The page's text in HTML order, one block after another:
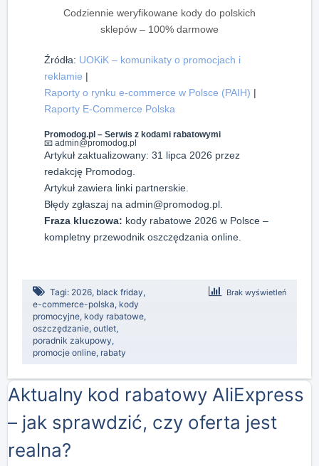
Codziennie weryfikowane kody do polskich
sklepów – 100% darmowe
Źródła: UOKiK – komunikaty o promocjach i
reklamie |
Raporty o rynku e-commerce w Polsce (PAIH) |
Raporty E-Commerce Polska
Promodog.pl – Serwis z kodami rabatowymi
📧 admin@promodog.pl
Artykuł zaktualizowany: 31 lipca 2026 przez
redakcję Promodog.
Artykuł zawiera linki partnerskie.
Błędy zgłaszaj na admin@promodog.pl
Fraza kluczowa: kody rabatowe 2026 w Polsce –
kompletny przewodnik oszczędzania online.
Tagi: 2026, black friday,
e-commerce-polska, kody
promocyjne, kody rabatowe,
oszczędzanie, outlet,
poradnik zakupowy,
promocje online, rabaty
Brak wyświetleń
Aktualny kod rabatowy AliExpress
– jak sprawdzić, czy oferta jest
realna?